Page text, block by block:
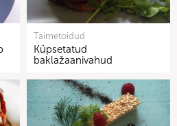
Taimetoidud
Küpsetatud
baklažaanivahud